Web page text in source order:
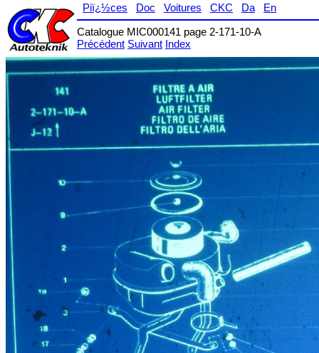
Piï¿½ces Doc Voitures CKC Da
En
Catalogue MIC000141 page 2-171-10-A
Précédent Suivant Index